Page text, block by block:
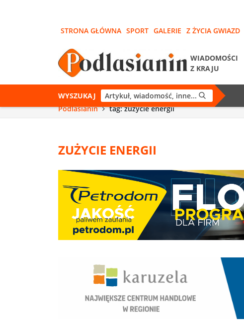
STRONA GŁÓWNA SPORT GALERIE Z ŻYCIA GWIAZD
WIADOMOŚCI
Z KRAJU
WYSZUKAJ
Podlasianin
tag: zużycie energii
ZUŻYCIE ENERGII